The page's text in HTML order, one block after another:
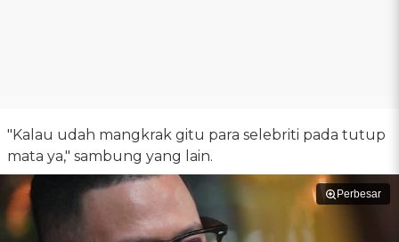
"Kalau udah mangkrak gitu para selebriti pada tutup
mata ya," sambung yang lain.
Perbesar